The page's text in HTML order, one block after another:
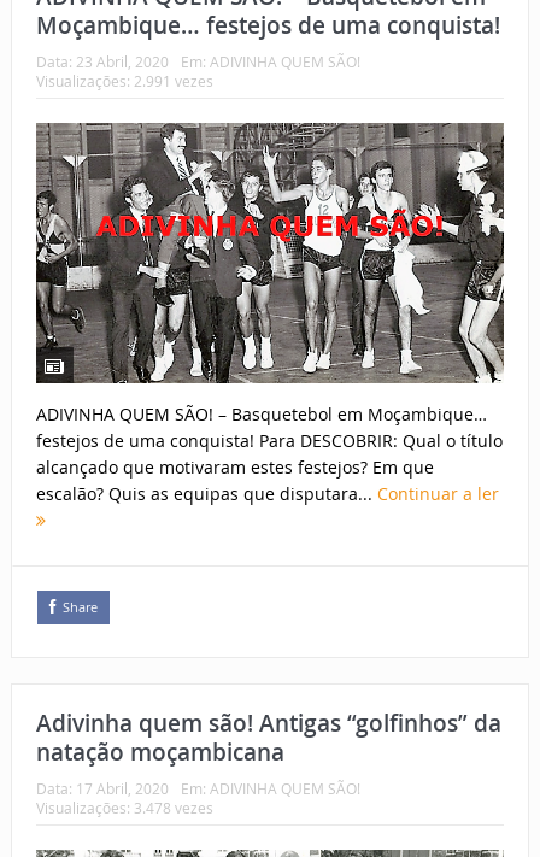
Moçambique… festejos de uma conquista!
Data: 23 Abril, 2020 Em: ADIVINHA QUEM SÃO!
Visualizações: 2.991 vezes
ADIVINHA QUEM SÃO! – Basquetebol em Moçambique…
festejos de uma conquista! Para DESCOBRIR: Qual o título
alcançado que motivaram estes festejos? Em que
escalão? Quis as equipas que disputara... Continuar a ler
Share
Adivinha quem são! Antigas “golfinhos” da
natação moçambicana
Data: 17 Abril, 2020 Em: ADIVINHA QUEM SÃO!
Visualizações: 3.478 vezes